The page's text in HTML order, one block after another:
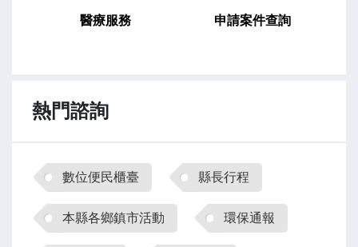
處表示，今年有祈福嘉年華、熱鬧搖滾的海洋
列活動，主辦祈福嘉年華活動，也特別感謝王
仔冰、蚵仔粥、刈包、蛋塔及雞肉等美食，還
有擲筊挑戰、超大型氣墊戲水遊樂區、親子手
做DIY體驗及特色產業市集等活動。 今、
明連續兩天晚間的「海洋音樂會」，演出陣容
醫療服務 申請案件查詢
熱門諮詢
數位便民櫃臺 縣長行程
本縣各鄉鎮市活動 環保通報